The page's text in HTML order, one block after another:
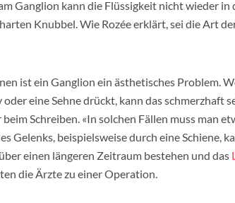
Ganglion kann die Flüssigkeit nicht wieder in
Knubbel. Wie Rozée erklärt, sei die Art
ist ein Ganglion ein ästhetisches Problem.
eine Sehne drückt, kann das schmerzhaft
Schreiben. «In solchen Fällen muss man
Gelenks, beispielsweise durch eine Schiene,
einen längeren Zeitraum bestehen und das
die Ärzte zu einer Operation.